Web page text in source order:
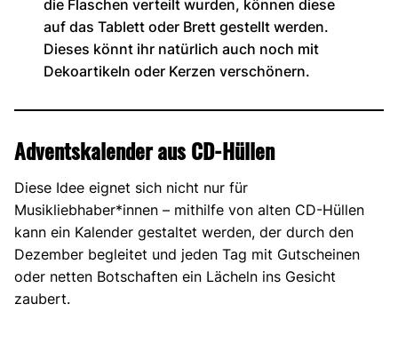
die Flaschen verteilt wurden, können diese
auf das Tablett oder Brett gestellt werden.
Dieses könnt ihr natürlich auch noch mit
Dekoartikeln oder Kerzen verschönern.
Adventskalender aus CD-Hüllen
Diese Idee eignet sich nicht nur für
Musikliebhaber*innen – mithilfe von alten CD-Hüllen
kann ein Kalender gestaltet werden, der durch den
Dezember begleitet und jeden Tag mit Gutscheinen
oder netten Botschaften ein Lächeln ins Gesicht
zaubert.